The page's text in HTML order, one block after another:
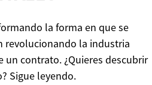
la forma en que se
revolucionando la industria
un contrato. ¿Quieres descubrir
Sigue leyendo.